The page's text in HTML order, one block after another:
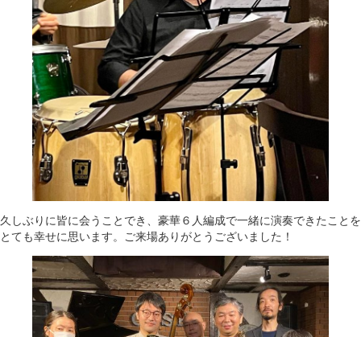
久しぶりに皆に会うことでき、豪華６人編成で一緒に演奏できたことを
とても幸せに思います。ご来場ありがとうございました！